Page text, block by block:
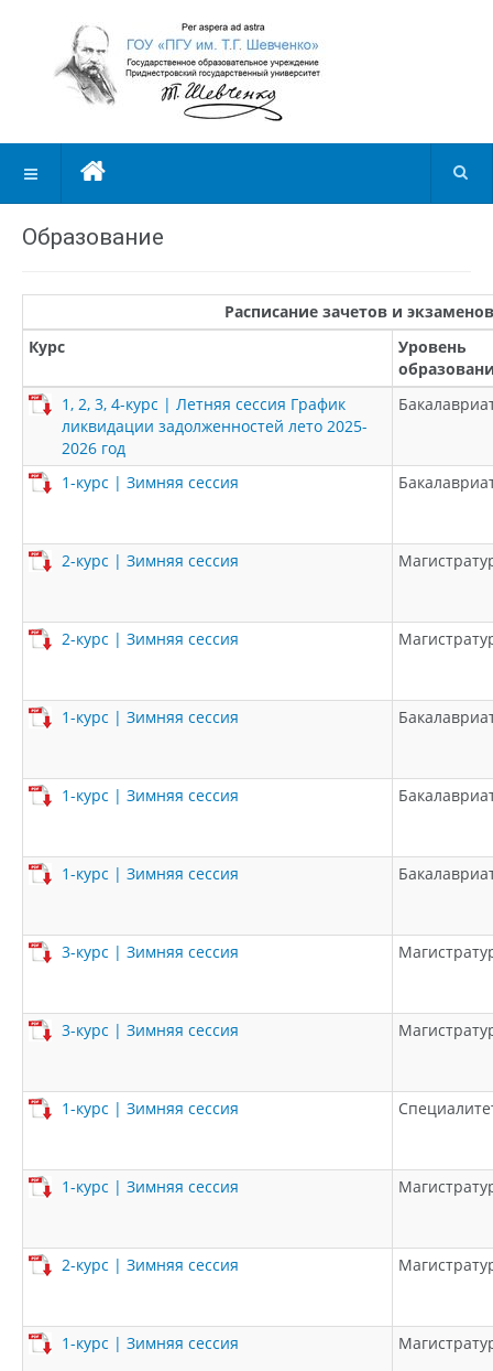
Образование
Расписание зачетов и
Курс
Уровень
1, 2, 3, 4-курс | Летняя сессия График
ликвидации задолженностей лето 2025-
2026 год
1-курс | Зимняя сессия
2-курс | Зимняя сессия
2-курс | Зимняя сессия
1-курс | Зимняя сессия
1-курс | Зимняя сессия
1-курс | Зимняя сессия
3-курс | Зимняя сессия
3-курс | Зимняя сессия
1-курс | Зимняя сессия
1-курс | Зимняя сессия
2-курс | Зимняя сессия
1-курс | Зимняя сессия